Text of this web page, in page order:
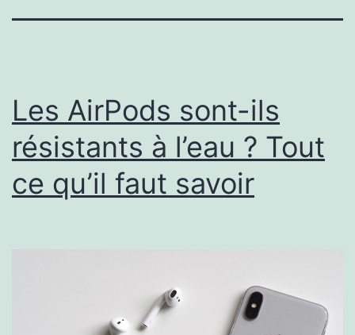
Les AirPods sont-ils
résistants à l’eau ? Tout
ce qu’il faut savoir